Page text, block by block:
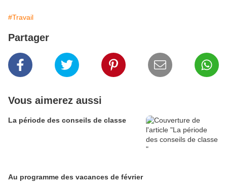
#Travail
Partager
Vous aimerez aussi
La période des conseils de classe
Au programme des vacances de février